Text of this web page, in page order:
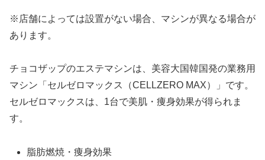
※店舗によっては設置がない場合、マシンが異なる場合が
あります。
チョコザップのエステマシンは、美容大国韓国発の業務用
マシン「セルゼロマックス（CELLZERO MAX）」です。
セルゼロマックスは、1台で美肌・痩身効果が得られま
す。
脂肪燃焼・痩身効果